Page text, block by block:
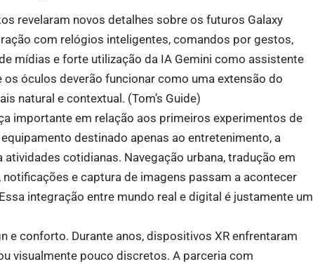
revelaram novos detalhes sobre os futuros Galaxy
com relógios inteligentes, comandos por gestos,
mídias e forte utilização da IA Gemini como assistente
óculos deverão funcionar como uma extensão do
natural e contextual. (Tom’s Guide)
importante em relação aos primeiros experimentos de
destinado apenas ao entretenimento, a
cotidianas. Navegação urbana, tradução em
e captura de imagens passam a acontecer
integração entre mundo real e digital é justamente um
e conforto. Durante anos, dispositivos XR enfrentaram
visualmente pouco discretos. A parceria com